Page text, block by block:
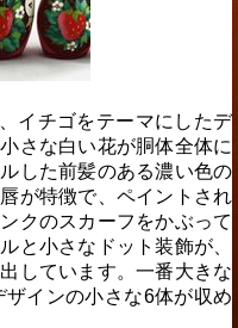
イチゴをテーマにしたデ
さな白い花が胴体全体に
した前髪のある濃い色の
が特徴で、ペイントされ
クのスカーフをかぶって
と小さなドット装飾が、
しています。一番大きな
ザインの小さな6体が収め